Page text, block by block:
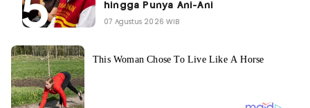
hingga Punya Ani-Ani
07 Agustus 2026 WIB